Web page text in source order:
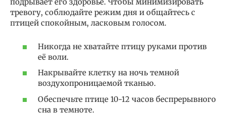
тревогу, соблюдайте режим дня и общайтесь с
птицей спокойным, ласковым голосом.
Никогда не хватайте птицу руками против
её воли.
Накрывайте клетку на ночь темной
воздухопроницаемой тканью.
Обеспечьте птице 10-12 часов беспрерывного
сна в темноте.